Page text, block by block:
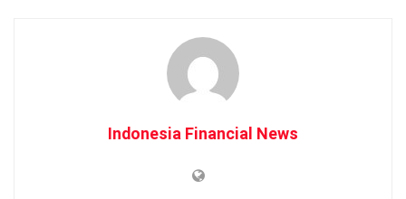
Indonesia Financial News